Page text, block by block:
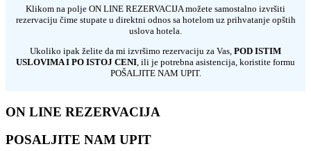
Klikom na polje ON LINE REZERVACIJA možete samostalno izvršiti
rezervaciju čime stupate u direktni odnos sa hotelom uz prihvatanje opštih
uslova hotela.
Ukoliko ipak želite da mi izvršimo rezervaciju za Vas, POD ISTIM
USLOVIMA I PO ISTOJ CENI , ili je potrebna asistencija, koristite formu
POŠALJITE NAM UPIT.
ON LINE REZERVACIJA
POSALJITE NAM UPIT